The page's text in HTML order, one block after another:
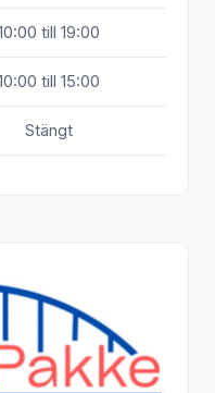
till 19:00
till 15:00
Stängt